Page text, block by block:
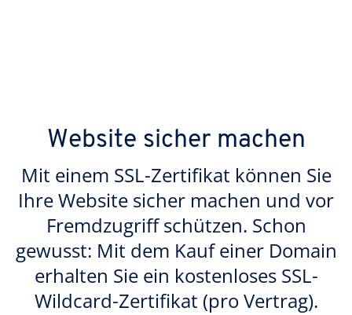
Website sicher machen
Mit einem SSL-Zertifikat können Sie
Ihre Website sicher machen und vor
Fremdzugriff schützen. Schon
gewusst: Mit dem Kauf einer Domain
erhalten Sie ein kostenloses SSL-
Wildcard-Zertifikat (pro Vertrag).